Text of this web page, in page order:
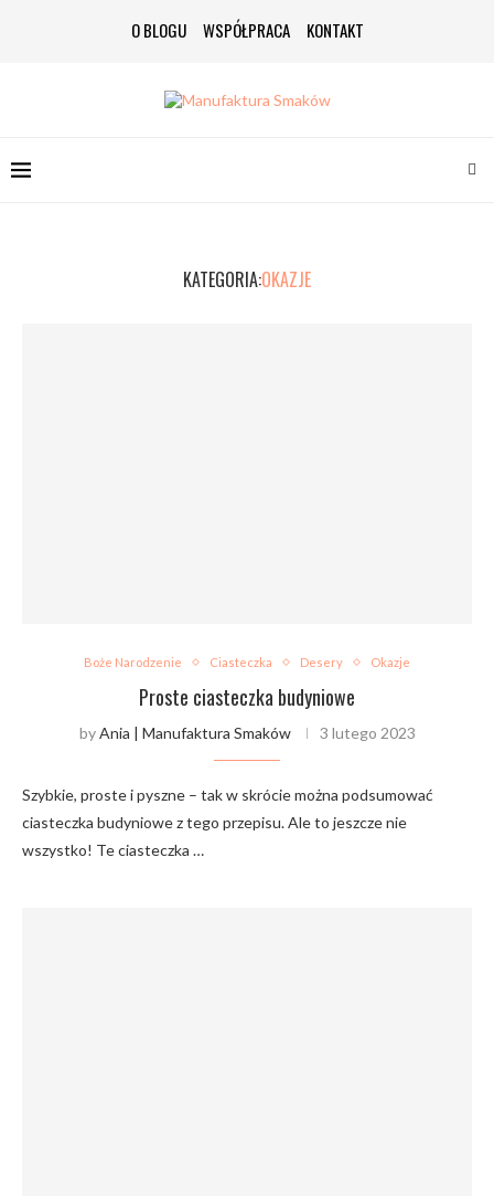
O BLOGU WSPÓŁPRACA KONTAKT
KATEGORIA:OKAZJE
Boże Narodzenie Ciasteczka Desery Okazje
Proste ciasteczka budyniowe
byAnia | Manufaktura Smaków 3 lutego 2023
Szybkie, proste i pyszne – tak w skrócie można podsumować
ciasteczka budyniowe z tego przepisu. Ale to jeszcze nie
wszystko! Te ciasteczka …